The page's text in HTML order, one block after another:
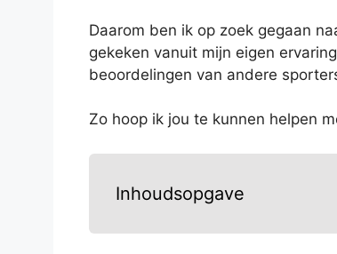
Daarom ben ik op zoek gegaan
gekeken vanuit mijn eigen
beoordelingen van andere
Zo hoop ik jou te kunnen helpen
Inhoudsopgave